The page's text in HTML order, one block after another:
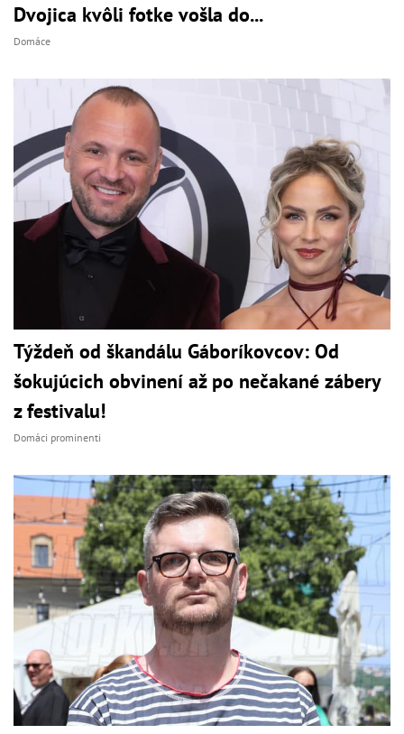
Dvojica kvôli fotke vošla do...
Domáce
Týždeň od škandálu Gáboríkovcov: Od
šokujúcich obvinení až po nečakané zábery
z festivalu!
Domáci prominenti